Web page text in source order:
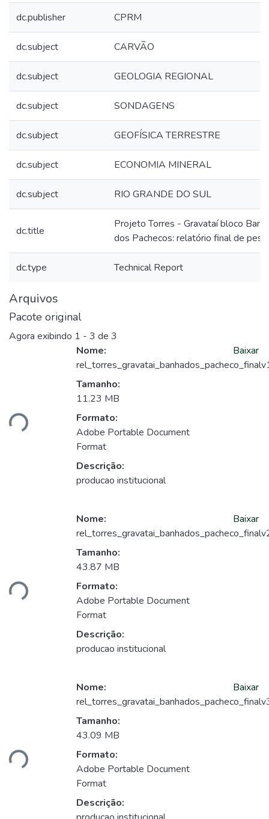
dc.publisher CPRM
dc.subject CARVÃO
dc.subject GEOLOGIA REGIONAL
dc.subject SONDAGENS
dc.subject GEOFÍSICA TERRESTRE
dc.subject ECONOMIA MINERAL
dc.subject RIO GRANDE DO SUL
dc.title
Projeto Torres - Gravataí bloco
dos Pachecos: relatório final de
dc.type Technical Report
Arquivos
Pacote original
Agora exibindo 1 - 3 de 3
Nome:
Tamanho:
11.23 MB
Formato:
Adobe Portable Document
Format
Descrição:
producao institucional
Baixar
Nome:
Tamanho:
43.87 MB
Formato:
Adobe Portable Document
Format
Descrição:
producao institucional
Baixar
Nome:
Tamanho:
43.09 MB
Formato:
Adobe Portable Document
Format
Descrição:
Baixar